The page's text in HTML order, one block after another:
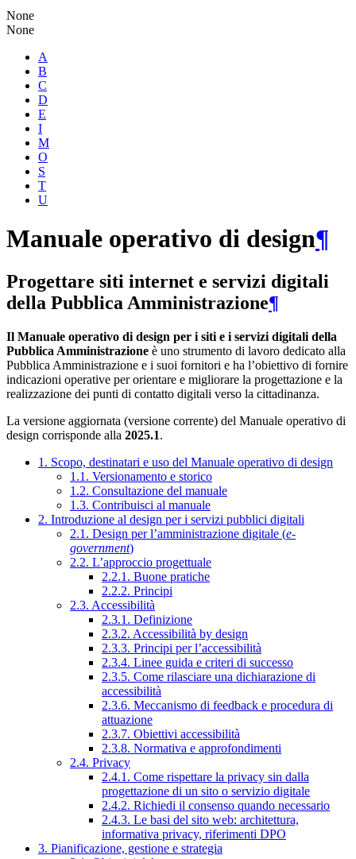
None
None
A
B
C
D
E
I
M
O
S
T
U
Manuale operativo di design¶
Progettare siti internet e servizi digitali
della Pubblica Amministrazione¶
Il Manuale operativo di design per i siti e i servizi digitali della
Pubblica Amministrazione è uno strumento di lavoro dedicato alla
Pubblica Amministrazione e i suoi fornitori e ha l’obiettivo di fornire
indicazioni operative per orientare e migliorare la progettazione e la
realizzazione dei punti di contatto digitali verso la cittadinanza.
La versione aggiornata (versione corrente) del Manuale operativo di
design corrisponde alla 2025.1.
1. Scopo, destinatari e uso del Manuale operativo di design
1.1. Versionamento e storico
1.2. Consultazione del manuale
1.3. Contribuisci al manuale
2. Introduzione al design per i servizi pubblici digitali
2.1. Design per l’amministrazione digitale (e-
government)
2.2. L’approccio progettuale
2.2.1. Buone pratiche
2.2.2. Principi
2.3. Accessibilità
2.3.1. Definizione
2.3.2. Accessibilità by design
2.3.3. Principi per l’accessibilità
2.3.4. Linee guida e criteri di successo
2.3.5. Come rilasciare una dichiarazione di
accessibilità
2.3.6. Meccanismo di feedback e procedura di
attuazione
2.3.7. Obiettivi accessibilità
2.3.8. Normativa e approfondimenti
2.4. Privacy
2.4.1. Come rispettare la privacy sin dalla
progettazione di un sito o servizio digitale
2.4.2. Richiedi il consenso quando necessario
2.4.3. Le basi del sito web: architettura,
informativa privacy, riferimenti DPO
3. Pianificazione, gestione e strategia